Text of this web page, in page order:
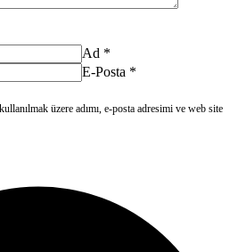
Ad *
E-Posta *
üzere adımı, e-posta adresimi ve web site